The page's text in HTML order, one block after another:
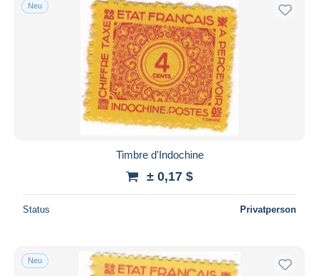
Neu
Timbre d'Indochine
± 0,17 $
Status Privatperson
Neu